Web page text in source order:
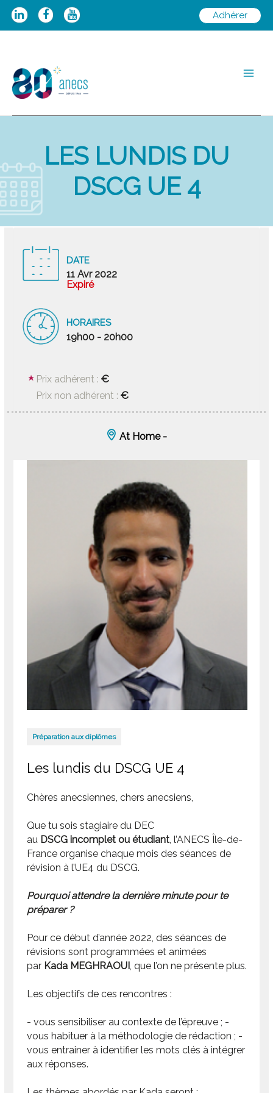
Aller
Adhérer
LES LUNDIS DU
DSCG UE 4
DATE
11 Avr 2022
Expiré
HORAIRES
19h00 - 20h00
Prix adhérent :€
Prix non adhérent :€
At Home -
Préparation aux diplômes
Les lundis du DSCG UE 4
Chères anecsiennes, chers anecsiens,
Que tu sois stagiaire du DEC
au DSCG incomplet ou étudiant , l’ANECS Île-de-
France organise chaque mois des séances de
révision à l’UE4 du DSCG.
Pourquoi attendre la dernière minute pour te
préparer ?
Pour ce début d’année 2022, des séances de
révisions sont programmées et animées
par Kada MEGHRAOUI , que l’on ne présente plus.
Les objectifs de ces rencontres :
- vous sensibiliser au contexte de l’épreuve ; -
vous habituer à la méthodologie de rédaction ; -
vous entrainer à identifier les mots clés à intégrer
aux réponses.